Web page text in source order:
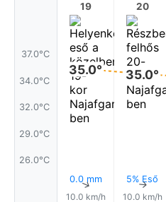
37.0°C
34.0°C
32.0°C
29.0°C
26.0°C
19
35.0°
0.0 mm
↑
10.0 km/h
20
35.0°
5% Eső
↑
10.0 km/h